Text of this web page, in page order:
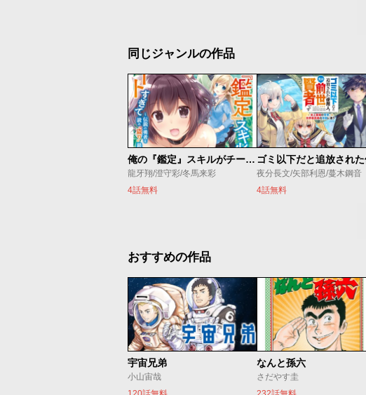
同じジャンルの作品
俺の『鑑定』スキルがチートすぎて
龍牙翔/澄守彩/冬馬来彩
4話無料
夜分長文/矢部利恩/蔓木鋼音
4話無料
おすすめの作品
宇宙兄弟
小山宙哉
なんと孫六
さだやす圭